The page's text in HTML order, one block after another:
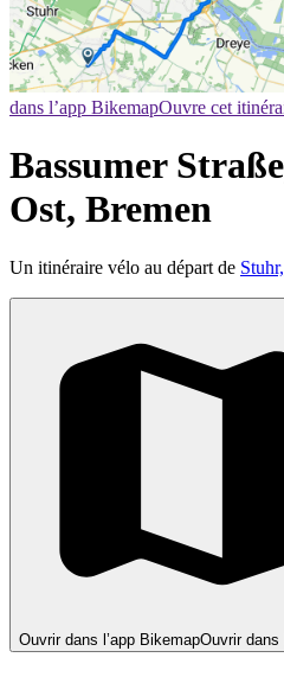
dans l’app BikemapOuvre cet
Bassumer
Ost, Bremen
Un itinéraire vélo au départ de
Ouvrir dans l’app BikemapOuvrir dans